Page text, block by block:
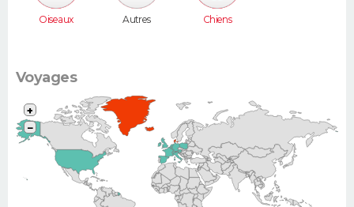
Oiseaux Autres Chiens
Voyages
+
−